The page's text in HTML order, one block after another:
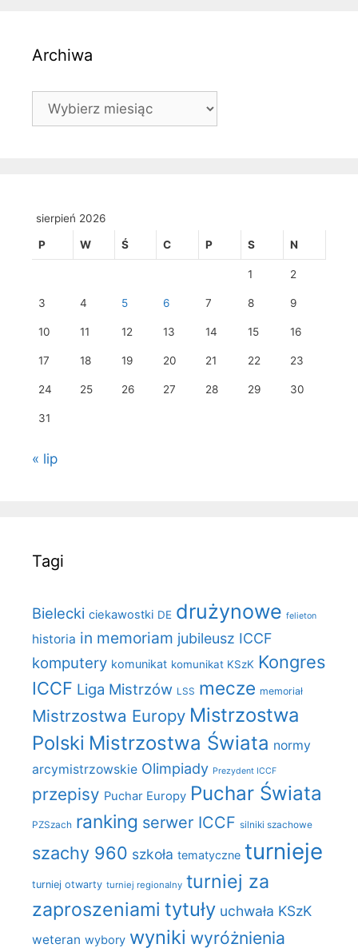
Archiwa
Archiwa
sierpień 2026
P W Ś C P S N
1 2
3 4 5 6 7 8 9
10 11 12 13 14 15 16
17 18 19 20 21 22 23
24 25 26 27 28 29 30
31
« lip
Tagi
Bielecki ciekawostki DE drużynowe felieton
historia in memoriam jubileusz ICCF
komputery komunikat komunikat KSzK Kongres
ICCF Liga Mistrzów LSS mecze memoriał
Mistrzostwa Europy Mistrzostwa
Polski Mistrzostwa Świata normy
arcymistrzowskie Olimpiady Prezydent ICCF
przepisy Puchar Europy Puchar Świata
PZSzach ranking serwer ICCF silniki szachowe
szachy 960 szkoła tematyczne turnieje
turniej otwarty turniej regionalny turniej za
zaproszeniami tytuły uchwała KSzK
weteran wybory wyniki wyróżnienia